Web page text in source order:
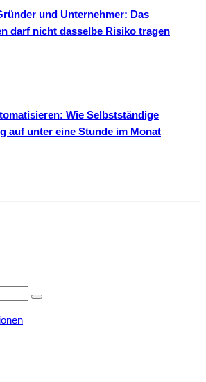
und Unternehmer: Das
darf nicht dasselbe Risiko tragen
Wie Selbstständige
auf unter eine Stunde im Monat